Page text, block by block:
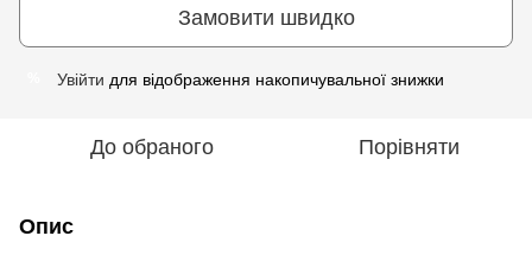
Замовити швидко
Увійти для відображення накопичувальної знижки
До обраного Порівняти
Опис